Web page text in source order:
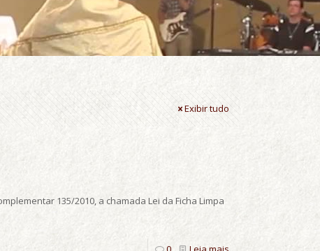
Exibir tudo
135/2010, a chamada Lei da Ficha Limpa